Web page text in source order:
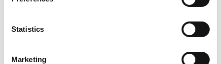
Statistics
Marketing
Su „Ice Power Cold Gel“ pasiekiamas optimalus vėsinamasis efektas